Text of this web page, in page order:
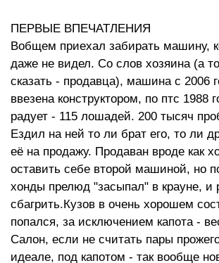
ПЕРВЫЕ ВПЕЧАТЛЕНИЯ
Вобщем приехал забирать машину,
даже не видел. Со слов хозяина (а
сказать - продавца), машина с 2006
ввезена конструктором, по птс 1988
радует - 115 лошадей. 200 тысяч
Ездил на ней то ли брат его, то ли
её на продажу. Продаван вроде как
оставить себе второй машиной, но
хонды прелюд "засыпал" в крауне, и
сбагрить.Кузов в очень хорошем
попался, за исключением капота -
Салон, если не считать пары
идеале, под капотом - так вообще